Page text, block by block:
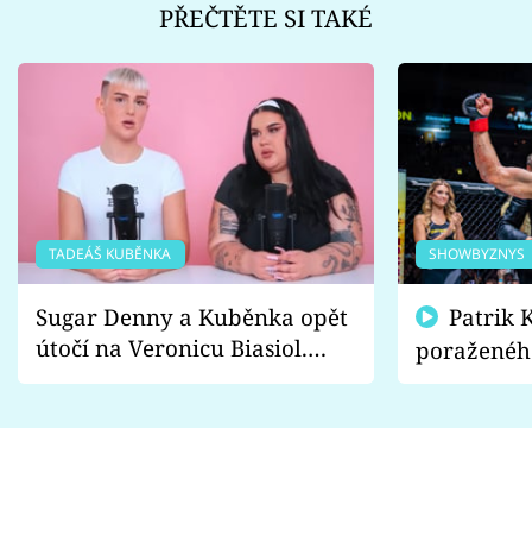
PŘEČTĚTE SI TAKÉ
TADEÁŠ KUBĚNKA
Sugar Denny a Kuběnka opět
útočí na Veronicu Biasiol.
Proč je podle nich falešná a
SHOWBYZNYS
fanoušci